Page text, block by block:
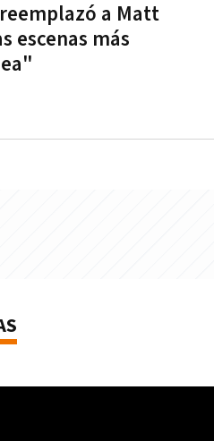
a Matt
escenas más